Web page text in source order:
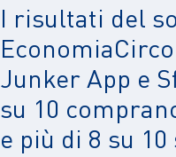
I risultati del
Junker App e
su 10
e più di 8 su